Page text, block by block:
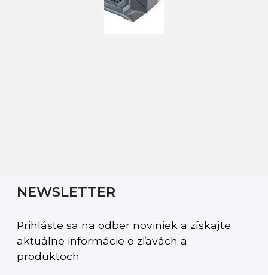
NEWSLETTER
Prihláste sa na odber noviniek a získajte
aktuálne informácie o zľavách a
produktoch